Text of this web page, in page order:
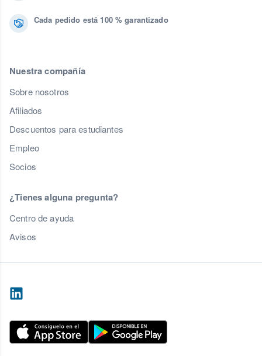
Cada pedido está 100 % garantizado
Nuestra compañía
Sobre nosotros
Afiliados
Descuentos para estudiantes
Empleo
Socios
¿Tienes alguna pregunta?
Centro de ayuda
Avisos